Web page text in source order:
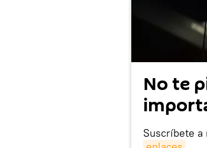
No te
Suscríbete a